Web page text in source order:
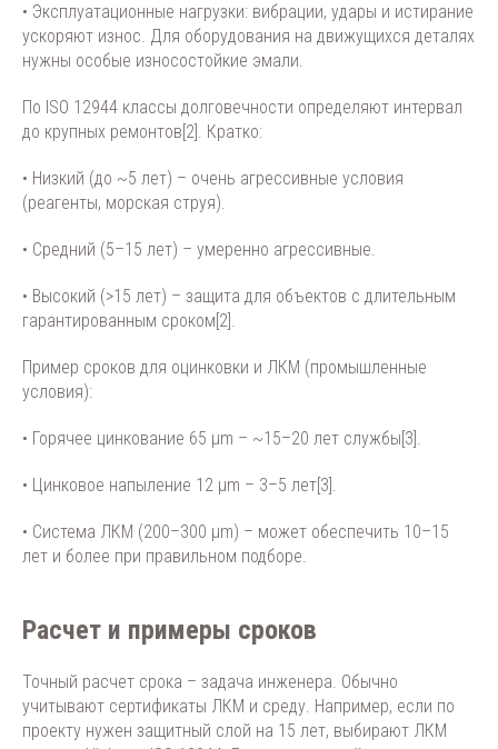
• Эксплуатационные нагрузки: вибрации, удары и истирание
ускоряют износ. Для оборудования на движущихся деталях
нужны особые износостойкие эмали.
По ISO 12944 классы долговечности определяют интервал
до крупных ремонтов[2]. Кратко:
• Низкий (до ~5 лет) – очень агрессивные условия
(реагенты, морская струя).
• Средний (5–15 лет) – умеренно агрессивные.
• Высокий (>15 лет) – защита для объектов с длительным
гарантированным сроком[2].
Пример сроков для оцинковки и ЛКМ (промышленные
условия):
• Горячее цинкование 65 μm – ~15–20 лет службы[3].
• Цинковое напыление 12 μm – 3–5 лет[3].
• Система ЛКМ (200–300 μm) – может обеспечить 10–15
лет и более при правильном подборе.
Расчет и примеры сроков
Точный расчет срока – задача инженера. Обычно
учитывают сертификаты ЛКМ и среду. Например, если по
проекту нужен защитный слой на 15 лет, выбирают ЛКМ